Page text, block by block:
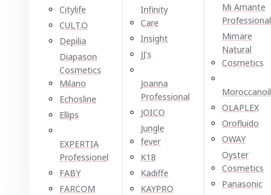
Citylife
CULT.O
Depilia
Diapason
Cosmetics
Milano
Echosline
Ellірѕ
EXPERTIA
Professionel
FABY
FARCOM
Infinity
Care
Insight
JJ's
Joanna
Professional
JOICO
Jungle
fever
K18
Kadiffe
KAYPRO
Mi Amante
Professional
Mimare
Natural
Cosmetics
Moroccanoil
OLAPLEX
Orofluido
OWAY
Oyster
Cosmetics
Panasonic